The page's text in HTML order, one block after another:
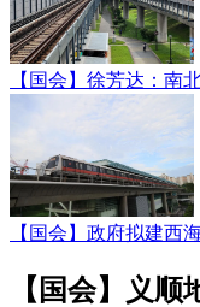
【国会】徐芳达：南
【国会】政府拟建西
【国会】义